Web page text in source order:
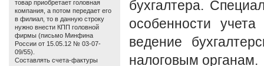
бухгалтера.
особенности
ведение
налоговым органам.
товар приобретает головная
компания, а потом передает его
в филиал, то в данную строку
нужно внести КПП головной
фирмы (письмо Минфина
России от 15.05.12 № 03-07-
09/55).
Составлять счета-фактуры